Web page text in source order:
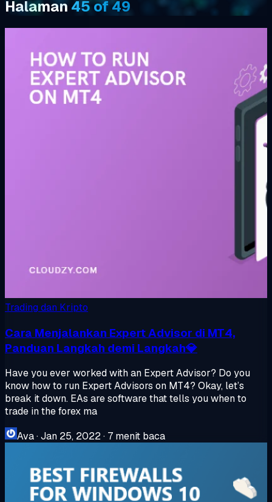
Halaman 45 of 49
Trading dan Kripto
Cara Menjalankan Expert Advisor di MT4,
Panduan Langkah demi Langkah💎
Have you ever worked with an Expert Advisor? Do you
know how to run Expert Advisors on MT4? Okay, let’s
break it down. EAs are software that tells you when to
trade in the forex ma
Ava·Jan 25, 2022· 7 menit baca